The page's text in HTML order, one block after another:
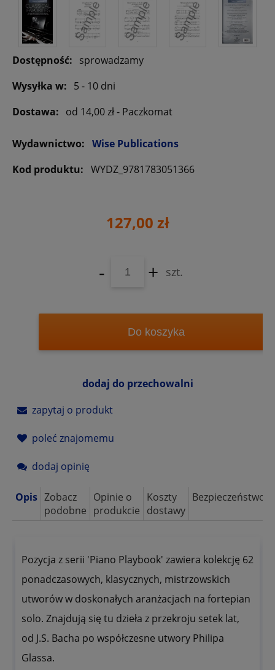
Dostępność: sprowadzamy
Wysyłka w: 5 - 10 dni
Dostawa: od 14,00 zł- Paczkomat
Wydawnictwo: Wise Publications
Kod produktu: WYDZ_9781783051366
127,00 zł
- + szt.
Do koszyka
dodaj do przechowalni
zapytaj o produkt
poleć znajomemu
dodaj opinię
Opis Zobacz
podobne
Opinie o
produkcie
Koszty
dostawy
Bezpieczeństwo
Pozycja z serii 'Piano Playbook' zawiera kolekcję 62
ponadczasowych, klasycznych, mistrzowskich
utworów w doskonałych aranżacjach na fortepian
solo. Znajdują się tu dzieła z przekroju setek lat,
od J.S. Bacha po współczesne utwory Philipa
Glassa.